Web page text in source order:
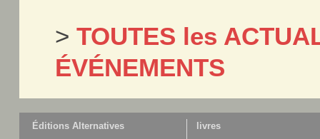
>TOUTES les
ÉVÉNEMENTS
Éditions Alternatives livres